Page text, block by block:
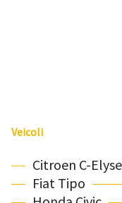
Veicoli
Citroen C-
Fiat Tipo